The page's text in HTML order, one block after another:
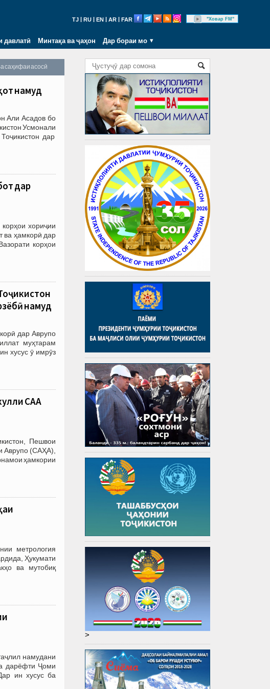
TJ RU EN AR FAR "Ховар FM"
давлатӣ Минтақа ва ҷаҳон Дар бораи мо
саҳифаи асосӣ
намуд
Али Асадов бо
Усмонали
дар
дар
хориҷии
ва ҳамкорӣ дар
корҳои
намуд
дар Аврупо
муҳтарам
хусус ӯ имрӯз
САҲА
Пешвои
Аврупо (САҲА),
ҳамкории
метрология
Ҳукумати
ва мутобиқ
намудани
дарёфти Ҷоми
ин хусус ба
>